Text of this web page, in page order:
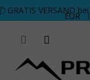
Zum Inhalt springen
GRATIS VERSAND
EUR